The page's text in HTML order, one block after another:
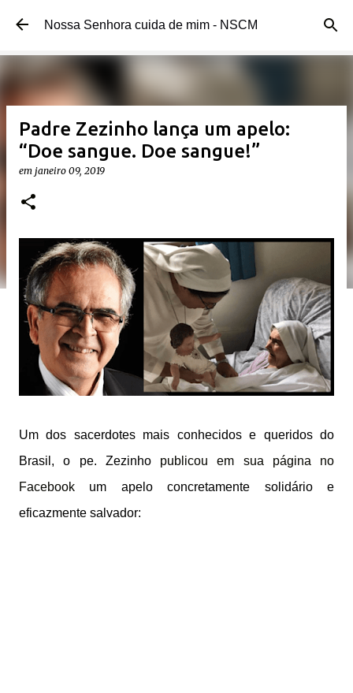
Pular para o conteúdo principal
Nossa Senhora cuida de mim - NSCM
Padre Zezinho lança um apelo:
“Doe sangue. Doe sangue!”
em janeiro 09, 2019
Um dos sacerdotes mais conhecidos e queridos do
Brasil, o pe. Zezinho publicou em sua página no
Facebook um apelo concretamente solidário e
eficazmente salvador: